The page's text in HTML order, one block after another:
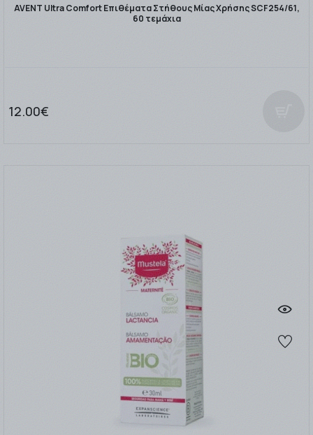
AVENT Ultra Comfort Επιθέματα Στήθους Μίας Χρήσης SCF254/61,
60 τεμάχια
12.00€